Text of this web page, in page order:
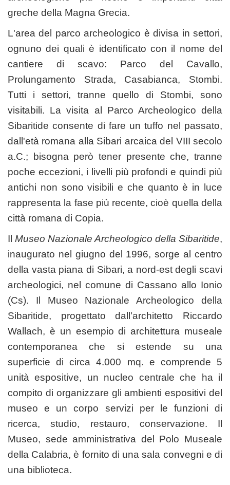
greche della Magna Grecia.
L'area del parco archeologico è divisa in settori,
ognuno dei quali è identificato con il nome del
cantiere di scavo: Parco del Cavallo,
Prolungamento Strada, Casabianca, Stombi.
Tutti i settori, tranne quello di Stombi, sono
visitabili. La visita al Parco Archeologico della
Sibaritide consente di fare un tuffo nel passato,
dall'età romana alla Sibari arcaica del VIII secolo
a.C.; bisogna però tener presente che, tranne
poche eccezioni, i livelli più profondi e quindi più
antichi non sono visibili e che quanto è in luce
rappresenta la fase più recente, cioè quella della
città romana di Copia.
Il Museo Nazionale Archeologico della Sibaritide,
inaugurato nel giugno del 1996, sorge al centro
della vasta piana di Sibari, a nord-est degli scavi
archeologici, nel comune di Cassano allo Ionio
(Cs). Il Museo Nazionale Archeologico della
Sibaritide, progettato dall’architetto Riccardo
Wallach, è un esempio di architettura museale
contemporanea che si estende su una
superficie di circa 4.000 mq. e comprende 5
unità espositive, un nucleo centrale che ha il
compito di organizzare gli ambienti espositivi del
museo e un corpo servizi per le funzioni di
ricerca, studio, restauro, conservazione. Il
Museo, sede amministrativa del Polo Museale
della Calabria, è fornito di una sala convegni e di
una biblioteca.